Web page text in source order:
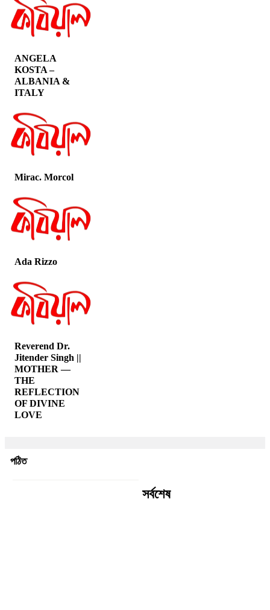
ANGELA
KOSTA –
ALBANIA &
ITALY
Mirac. Morcol
Ada Rizzo
Reverend Dr.
Jitender Singh ||
MOTHER —
THE
REFLECTION
OF DIVINE
LOVE
পঠিত
সর্বশেষ